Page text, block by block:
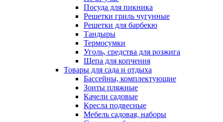
Посуда для пикника
Решетки гриль чугунные
Решетки для барбекю
Тандыры
Термосумки
Уголь, средства для розжига
Щепа для копчения
Товары для сада и отдыха
Бассейны, комплектующие
Зонты пляжные
Качели садовые
Кресла подвесные
Мебель садовая, наборы